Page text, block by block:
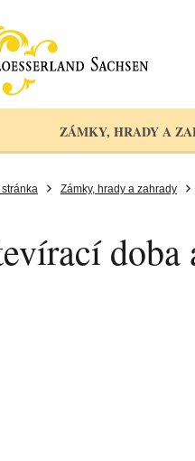
ZÁMKY, HRADY A
Zámky, hrady a zahrady
doba